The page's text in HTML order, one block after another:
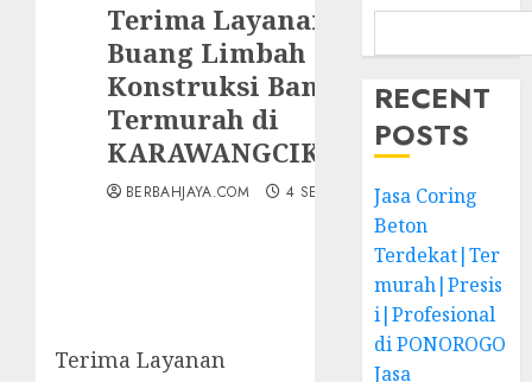
Terima Layanan
Buang Limbah
Konstruksi Bangunan
Termurah di
KARAWANGCIKARANG
BERBAHJAYA.COM 4 SEPTEMBER 2024
Terima Layanan
RECENT
POSTS
Jasa Coring
Beton
Terdekat|Ter
murah|Presis
i|Profesional
di PONOROGO
Jasa